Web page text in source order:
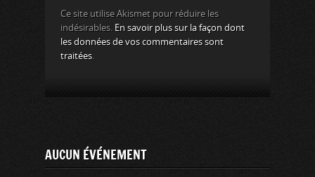
Ce site utilise Akismet pour réduire les
indésirables. En savoir plus sur la façon dont
les données de vos commentaires sont
traitées.
AUCUN ÉVÉNEMENT